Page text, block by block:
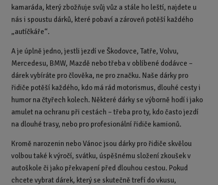
kamaráda, který zbožňuje svůj vůz a stále ho leští, najdete u
nás i spoustu dárků, které pobaví a zároveň potěší každého
„autíčkáře“.
A je úplně jedno, jestli jezdí ve Škodovce, Tatře, Volvu,
Mercedesu, BMW, Mazdě nebo třeba v oblíbené dodávce –
dárek vybíráte pro člověka, ne pro značku. Naše dárky pro
řidiče potěší každého, kdo má rád motorismus, dlouhé cesty i
humor na čtyřech kolech. Některé dárky se výborně hodí i jako
amulet na ochranu při cestách – třeba pro ty, kdo často jezdí
na dlouhé trasy, nebo pro profesionální řidiče kamionů.
Kromě narozenin nebo Vánoc jsou dárky pro řidiče skvělou
volbou také k výročí, svátku, úspěšnému složení zkoušek v
autoškole či jako překvapení před dlouhou cestou. Pokud
chcete vybrat dárek, který se skutečně trefí do vkusu,